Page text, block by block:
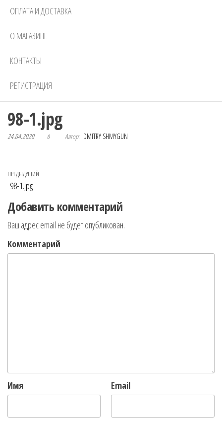
ОПЛАТА И ДОСТАВКА
О МАГАЗИНЕ
КОНТАКТЫ
РЕГИСТРАЦИЯ
98-1.jpg
24.04.2020 0 Автор: DMITRY SHMYGUN
Навигация по записям
Предыдущая запись
ПРЕДЫДУЩИЙ
98-1.jpg
Добавить комментарий
Ваш адрес email не будет опубликован.
Комментарий
Имя Email